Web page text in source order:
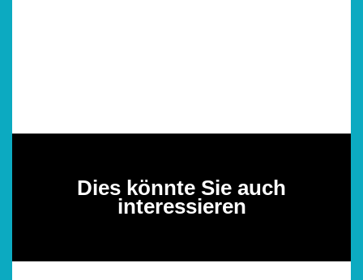
Dies könnte Sie auch
interessieren